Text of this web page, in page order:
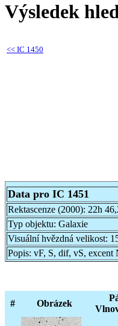
Výsledek
<< IC 1450
Data pro IC 1451
Rektascenze (2000): 22h
Typ objektu: Galaxie
Visuální hvězdná velikost:
Popis: vF, S, dif, vS, excent
# Obrázek